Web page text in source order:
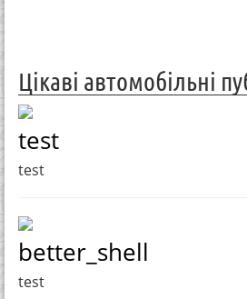
Цікаві автомобільні
test
test
better_shell
test